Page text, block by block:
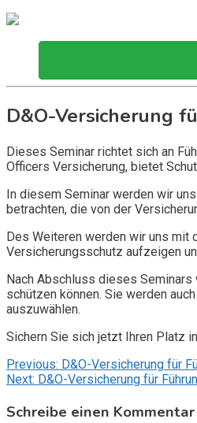
D&O-Versicherung
Dieses Seminar richtet sich an
Officers Versicherung, bietet
In diesem Seminar werden wir
betrachten, die von der
Des Weiteren werden wir uns mit
Versicherungsschutz aufzeigen
Nach Abschluss dieses Seminars
schützen können. Sie werden
auszuwählen.
Sichern Sie sich jetzt Ihren Platz
Beitragsnavigation
Previous: D&O-Versicherung für
Next: D&O-Versicherung für
Schreibe einen Kommentar